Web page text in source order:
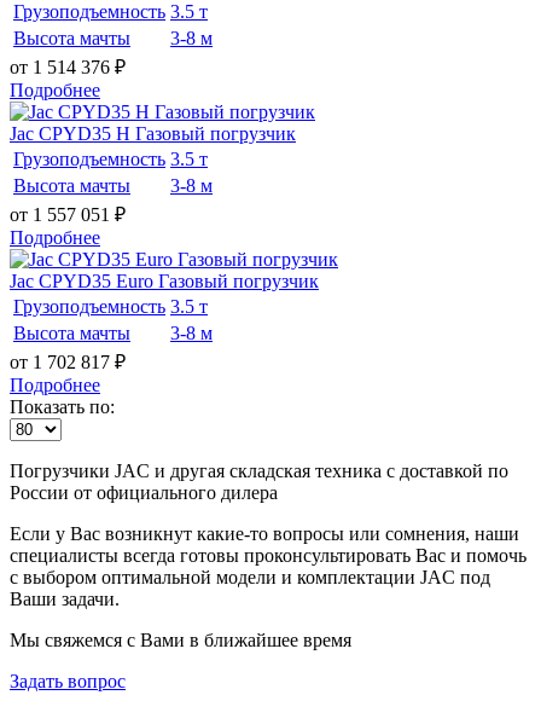
Грузоподъемность 3.5 т
Высота мачты
3-8 м
от 1 514 376 ₽
Подробнее
Jac CPYD35 H Газовый погрузчик
Грузоподъемность 3.5 т
Высота мачты
3-8 м
от 1 557 051 ₽
Подробнее
Jac CPYD35 Euro Газовый погрузчик
Грузоподъемность 3.5 т
Высота мачты
3-8 м
от 1 702 817 ₽
Подробнее
Показать по:
Погрузчики JAC и другая складская техника с доставкой по
России от официального дилера
Если у Вас возникнут какие-то вопросы или сомнения, наши
специалисты всегда готовы проконсультировать Вас и помочь
с выбором оптимальной модели и комплектации JAC под
Ваши задачи.
Мы свяжемся с Вами в ближайшее время
Задать вопрос